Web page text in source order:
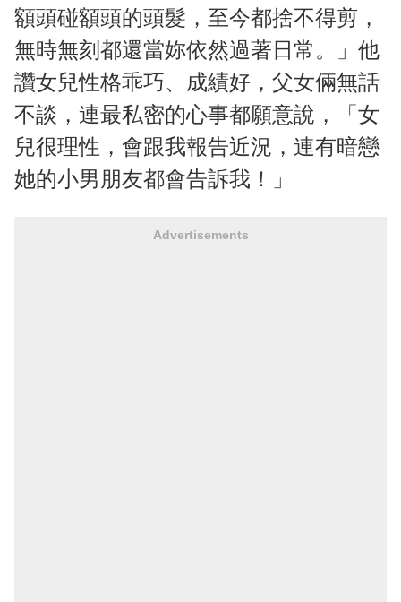
額頭碰額頭的頭髮，至今都捨不得剪，
無時無刻都還當妳依然過著日常。」他
讚女兒性格乖巧、成績好，父女倆無話
不談，連最私密的心事都願意說，「女
兒很理性，會跟我報告近況，連有暗戀
她的小男朋友都會告訴我！」
Advertisements